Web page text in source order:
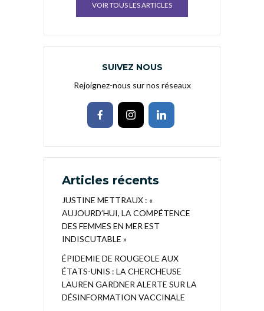
VOIR TOUS LES ARTICLES
SUIVEZ NOUS
Rejoignez-nous sur nos réseaux
Articles récents
JUSTINE METTRAUX : «
AUJOURD’HUI, LA COMPÉTENCE
DES FEMMES EN MER EST
INDISCUTABLE »
ÉPIDEMIE DE ROUGEOLE AUX
ÉTATS-UNIS : LA CHERCHEUSE
LAUREN GARDNER ALERTE SUR LA
DÉSINFORMATION VACCINALE